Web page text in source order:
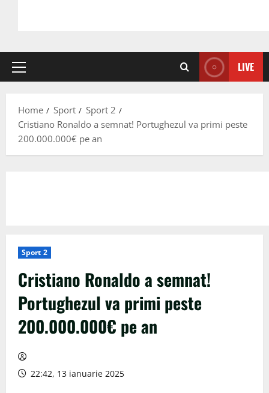
Primary
LIVE
Home Sport
Sport 2
Cristiano Ronaldo a semnat! Portughezul va primi peste
200.000.000€ pe an
Sport 2
Cristiano Ronaldo a semnat!
Portughezul va primi peste
200.000.000€ pe an
22:42, 13 ianuarie 2025